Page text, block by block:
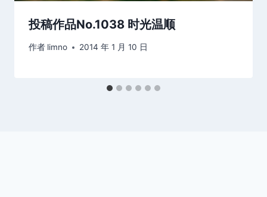
投稿作品No.1038 时光温顺
作者 limno 2014 年 1 月 10 日